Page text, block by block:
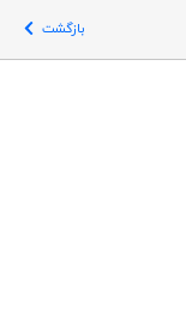
بازگشت